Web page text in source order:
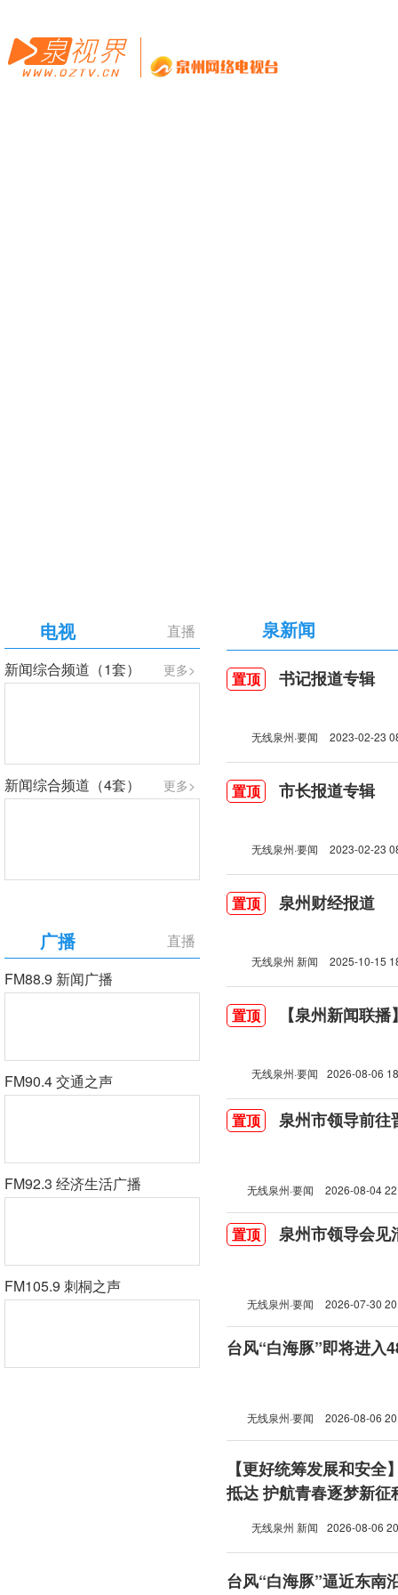
直播
电视
更多>
新闻综合频道（1套）
更多>
新闻综合频道（4套）
直播
广播
FM88.9 新闻广播
FM90.4 交通之声
FM92.3 经济生活广播
FM105.9 刺桐之声
泉新闻
置顶 书记报道专辑
无线泉州·要闻 2023-02-23
置顶 市长报道专辑
无线泉州·要闻 2023-02-23
置顶 泉州财经报道
无线泉州 新闻 2025-10-15
置顶 【泉州新闻联
无线泉州·要闻 2026-08-06
置顶 泉州市领导前往
无线泉州·要闻 2026-08-04
置顶 泉州市领导会见
无线泉州·要闻 2026-07-30
台风“白海豚”即将进入
无线泉州·要闻 2026-08-06
【更好统筹发展和安全
抵达 护航青春逐梦新征
无线泉州 新闻 2026-08-06
台风“白海豚”逼近东南